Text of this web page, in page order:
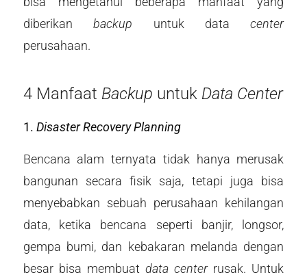
diberikanbackup untuk datacenter
perusahaan.
4 Manfaat Backup untuk Data Center
1. Disaster Recovery Planning
Bencana alam ternyata tidak hanya merusak
bangunan secara fisik saja, tetapi juga bisa
menyebabkan sebuah perusahaan kehilangan
data, ketika bencana seperti banjir, longsor,
gempa bumi, dan kebakaran melanda dengan
besar bisa membuat data center rusak. Untuk